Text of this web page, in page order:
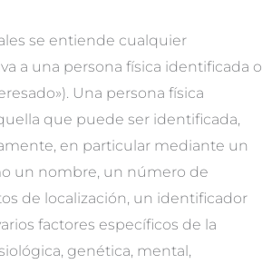
se entiende cualquier
a una persona física identificada o
Una persona física
que puede ser identificada,
en particular mediante un
un nombre, un número de
de localización, un identificador
factores específicos de la
genética, mental,